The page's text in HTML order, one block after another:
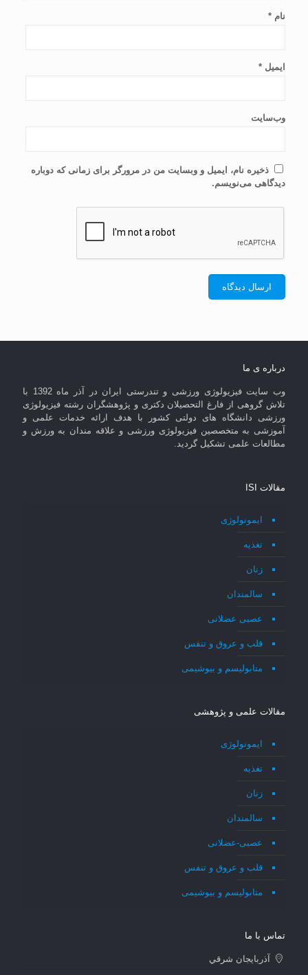
نام *
ایمیل *
وب‌سایت
ذخیره نام، ایمیل و وبسایت من در مرورگر برای زمانی که دوباره
دیدگاهی می‌نویسم.
درباره ی ما
وب سایت فیزیولوژی ورزشی و تندرستی ایران در آذر ماه 1392 با
تلاش گروهی از فارغ التحصیلان دکتری و پژوهشگران رشته فیزیولوژی
ورزشی دانشگاه های دولتی کشور با هدف ارائه خدمات علمی و
آموزشی به متخصصین فیزیولوژی ورزشی و علاقه مندان به ورزش و
مطالعات علمی تشکیل گردید.
مقالات ISI
ایمونولوژی
تغذیه
زنان
سالمندان
عصبی عضلانی
قلب و عروق و تنفس
متابولیسم و بیوشیمی
مقالات علمی و پژوهشی
ایمونولوژی
تغذیه
زنان
سالمندان
عصبی-عضلانی
قلب و عروق و تنفس
متابولیسم و بیوشیمی
تماس با ما
آذربايجان شرقي